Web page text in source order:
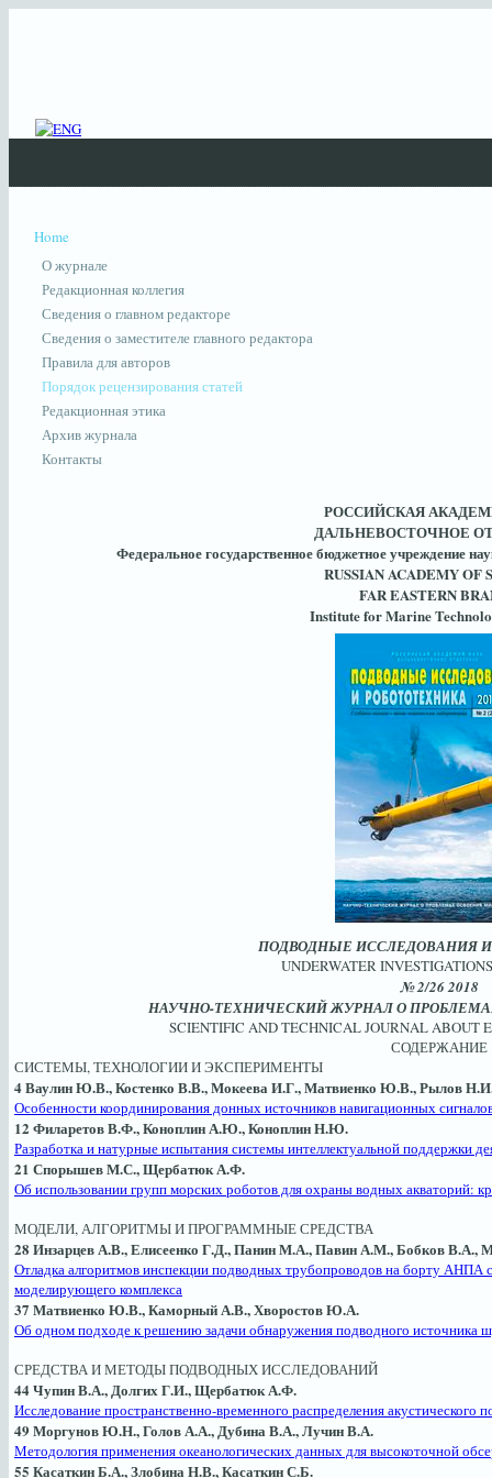
Home
О журнале
Редакционная коллегия
Сведения о главном редакторе
Сведения о заместителе главного редактора
Правила для авторов
Порядок рецензирования статей
Редакционная этика
Архив журнала
Контакты
РОССИЙСКАЯ
ДАЛЬНЕВОСТОЧНОЕ
Федеральное государственное бюджетное учреждение
RUSSIAN ACADEMY OF
FAR EASTERN
Institute for Marine
ПОДВОДНЫЕ ИССЛЕДОВАНИЯ
UNDERWATER
№ 2/26 2018
НАУЧНО-ТЕХНИЧЕСКИЙ ЖУРНАЛ О
SCIENTIFIC AND TECHNICAL JOURNAL ABOUT
СОДЕРЖАНИЕ
СИСТЕМЫ, ТЕХНОЛОГИИ И ЭКСПЕРИМЕНТЫ
4 Ваулин Ю.В., Костенко В.В., Мокеева И.Г., Матвиенко Ю.В., Рылов
Особенности координирования донных источников навигационных
12 Филаретов В.Ф., Коноплин А.Ю., Коноплин Н.Ю.
Разработка и натурные испытания системы интеллектуальной поддержки
21 Спорышев М.С., Щербатюк А.Ф.
Об использовании групп морских роботов для охраны водных акваторий:
МОДЕЛИ, АЛГОРИТМЫ И ПРОГРАММНЫЕ СРЕДСТВА
28 Инзарцев А.В., Елисеенко Г.Д., Панин М.А., Павин А.М., Бобков В.А.,
Отладка алгоритмов инспекции подводных трубопроводов на борту АНПА
моделирующего комплекса
37 Матвиенко Ю.В., Каморный А.В., Хворостов Ю.А.
Об одном подходе к решению задачи обнаружения подводного источника
СРЕДСТВА И МЕТОДЫ ПОДВОДНЫХ ИССЛЕДОВАНИЙ
44 Чупин В.А., Долгих Г.И., Щербатюк А.Ф.
Исследование пространственно-временного распределения акустического
49 Моргунов Ю.Н., Голов А.А., Дубина В.А., Лучин В.А.
Методология применения океанологических данных для высокоточной
55 Касаткин Б.А., Злобина Н.В., Касаткин С.Б.